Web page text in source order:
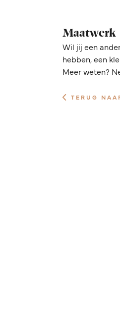
Maatwerk
Wil jij een
hebben, een
Meer weten?
TERUG